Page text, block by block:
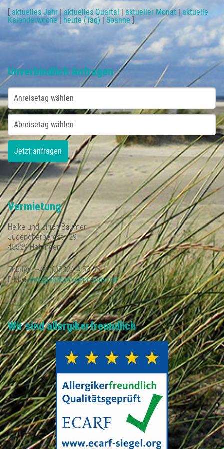
[ aktuelles Jahr|aktuelles Quartal aktueller Monat
aktuelle
Kalenderwoche| heute (Tag) |Spanne
Unverbindlich Anfragen
Vermietung
Heike und Ulrich Bäumer
Jugendherbergstr. 29
45529 Hattingen
Telefon: +49 (0)2324 4 50 35
E-Mail:info@borkum-geniessen.de
Wir sind allergikerfreundlich